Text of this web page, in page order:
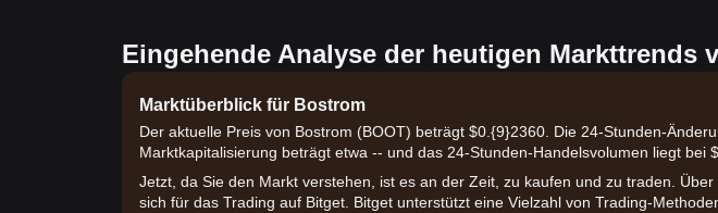
Eingehende Analyse der heutigen Markttrends
Marktüberblick für Bostrom
Der aktuelle Preis von Bostrom (BOOT) beträgt $0.{9}2360. Die 24-Stunden-
Marktkapitalisierung beträgt etwa -- und das 24-Stunden-Handelsvolumen liegt bei
Jetzt, da Sie den Markt verstehen, ist es an der Zeit, zu kaufen und zu traden.
sich für das Trading auf Bitget. Bitget unterstützt eine Vielzahl von Trading-